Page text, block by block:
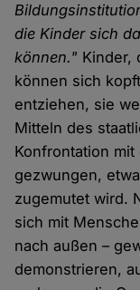
die Kinder sich
können." Kinder,
können sich
entziehen, sie
Mitteln des
Konfrontation
gezwungen,
zugemutet wird.
sich mit
nach außen –
demonstrieren,